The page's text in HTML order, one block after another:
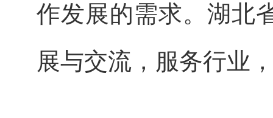
作发展的需求。湖北
展与交流，服务行业